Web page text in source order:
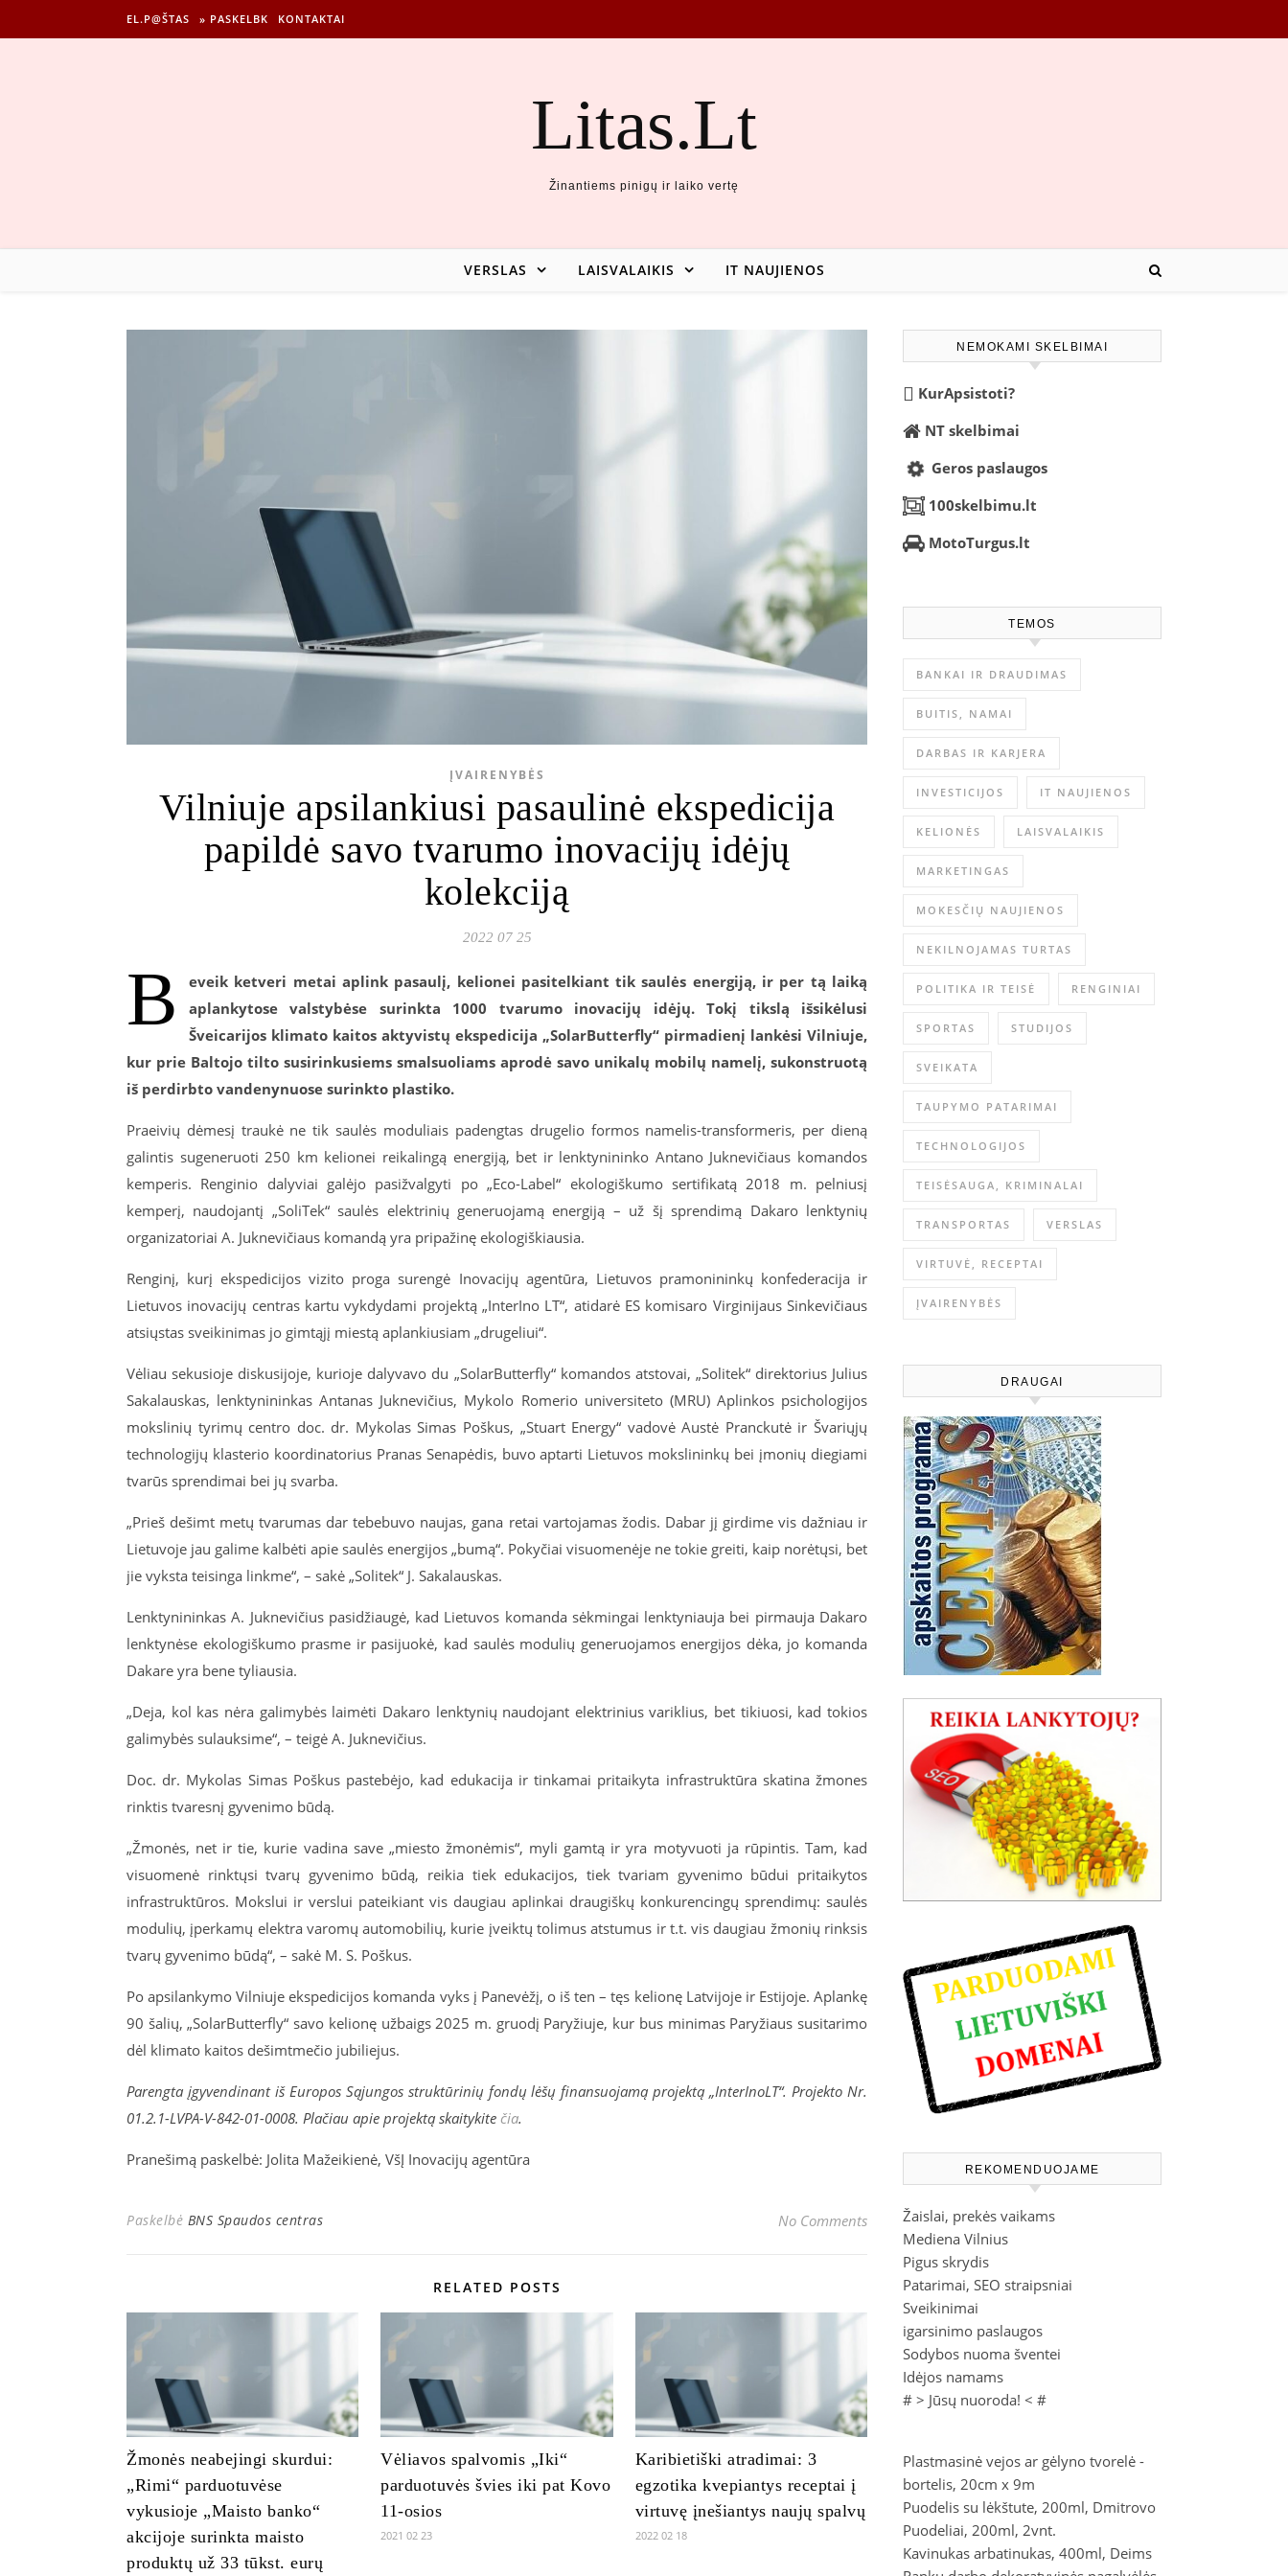
EL.P@ŠTAS » PASKELBK KONTAKTAI
Litas.Lt
Žinantiems pinigų ir laiko vertę
VERSLAS LAISVALAIKIS IT NAUJIENOS
ĮVAIRENYBĖS
Vilniuje apsilankiusi pasaulinė ekspedicija
papildė savo tvarumo inovacijų idėjų
kolekciją
2022 07 25
B
eveik ketveri metai aplink pasaulį, kelionei pasitelkiant tik saulės energiją, ir per tą laiką
aplankytose valstybėse surinkta 1000 tvarumo inovacijų idėjų. Tokį tikslą išsikėlusi
Šveicarijos klimato kaitos aktyvistų ekspedicija „SolarButterfly“ pirmadienį lankėsi Vilniuje,
kur prie Baltojo tilto susirinkusiems smalsuoliams aprodė savo unikalų mobilų namelį, sukonstruotą
iš perdirbto vandenynuose surinkto plastiko.
Praeivių dėmesį traukė ne tik saulės moduliais padengtas drugelio formos namelis-transformeris, per dieną
galintis sugeneruoti 250 km kelionei reikalingą energiją, bet ir lenktynininko Antano Juknevičiaus komandos
kemperis. Renginio dalyviai galėjo pasižvalgyti po „Eco-Label“ ekologiškumo sertifikatą 2018 m. pelniusį
kemperį, naudojantį „SoliTek“ saulės elektrinių generuojamą energiją – už šį sprendimą Dakaro lenktynių
organizatoriai A. Juknevičiaus komandą yra pripažinę ekologiškiausia.
Renginį, kurį ekspedicijos vizito proga surengė Inovacijų agentūra, Lietuvos pramonininkų konfederacija ir
Lietuvos inovacijų centras kartu vykdydami projektą „InterIno LT“, atidarė ES komisaro Virginijaus Sinkevičiaus
atsiųstas sveikinimas jo gimtąjį miestą aplankiusiam „drugeliui“.
Vėliau sekusioje diskusijoje, kurioje dalyvavo du „SolarButterfly“ komandos atstovai, „Solitek“ direktorius Julius
Sakalauskas, lenktynininkas Antanas Juknevičius, Mykolo Romerio universiteto (MRU) Aplinkos psichologijos
mokslinių tyrimų centro doc. dr. Mykolas Simas Poškus, „Stuart Energy“ vadovė Austė Pranckutė ir Švariųjų
technologijų klasterio koordinatorius Pranas Senapėdis, buvo aptarti Lietuvos mokslininkų bei įmonių diegiami
tvarūs sprendimai bei jų svarba.
„Prieš dešimt metų tvarumas dar tebebuvo naujas, gana retai vartojamas žodis. Dabar jį girdime vis dažniau ir
Lietuvoje jau galime kalbėti apie saulės energijos „bumą“. Pokyčiai visuomenėje ne tokie greiti, kaip norėtųsi, bet
jie vyksta teisinga linkme“, – sakė „Solitek“ J. Sakalauskas.
Lenktynininkas A. Juknevičius pasidžiaugė, kad Lietuvos komanda sėkmingai lenktyniauja bei pirmauja Dakaro
lenktynėse ekologiškumo prasme ir pasijuokė, kad saulės modulių generuojamos energijos dėka, jo komanda
Dakare yra bene tyliausia.
„Deja, kol kas nėra galimybės laimėti Dakaro lenktynių naudojant elektrinius variklius, bet tikiuosi, kad tokios
galimybės sulauksime“, – teigė A. Juknevičius.
Doc. dr. Mykolas Simas Poškus pastebėjo, kad edukacija ir tinkamai pritaikyta infrastruktūra skatina žmones
rinktis tvaresnį gyvenimo būdą.
„Žmonės, net ir tie, kurie vadina save „miesto žmonėmis“, myli gamtą ir yra motyvuoti ja rūpintis. Tam, kad
visuomenė rinktųsi tvarų gyvenimo būdą, reikia tiek edukacijos, tiek tvariam gyvenimo būdui pritaikytos
infrastruktūros. Mokslui ir verslui pateikiant vis daugiau aplinkai draugiškų konkurencingų sprendimų: saulės
modulių, įperkamų elektra varomų automobilių, kurie įveiktų tolimus atstumus ir t.t. vis daugiau žmonių rinksis
tvarų gyvenimo būdą“, – sakė M. S. Poškus.
Po apsilankymo Vilniuje ekspedicijos komanda vyks į Panevėžį, o iš ten – tęs kelionę Latvijoje ir Estijoje. Aplankę
90 šalių, „SolarButterfly“ savo kelionę užbaigs 2025 m. gruodį Paryžiuje, kur bus minimas Paryžiaus susitarimo
dėl klimato kaitos dešimtmečio jubiliejus.
Parengta įgyvendinant iš Europos Sąjungos struktūrinių fondų lėšų finansuojamą projektą „InterInoLT“. Projekto Nr.
01.2.1-LVPA-V-842-01-0008. Plačiau apie projektą skaitykite čia.
Pranešimą paskelbė: Jolita Mažeikienė, VšĮ Inovacijų agentūra
Paskelbė BNS Spaudos centras No Comments
RELATED POSTS
Žmonės neabejingi skurdui:
„Rimi“ parduotuvėse
vykusioje „Maisto banko“
akcijoje surinkta maisto
produktų už 33 tūkst. eurų
Vėliavos spalvomis „Iki“
parduotuvės švies iki pat Kovo
11-osios
2021 02 23
Karibietiški atradimai: 3
egzotika kvepiantys receptai į
virtuvę įnešiantys naujų spalvų
2022 02 18
NEMOKAMI SKELBIMAI
KurApsistoti?
NT skelbimai
Geros paslaugos
100skelbimu.lt
MotoTurgus.lt
TEMOS
BANKAI IR DRAUDIMAS
BUITIS, NAMAI
DARBAS IR KARJERA
INVESTICIJOS IT NAUJIENOS
KELIONĖS LAISVALAIKIS
MARKETINGAS
MOKESČIŲ NAUJIENOS
NEKILNOJAMAS TURTAS
POLITIKA IR TEISĖ RENGINIAI
SPORTAS STUDIJOS
SVEIKATA
TAUPYMO PATARIMAI
TECHNOLOGIJOS
TEISĖSAUGA, KRIMINALAI
TRANSPORTAS VERSLAS
VIRTUVĖ, RECEPTAI
ĮVAIRENYBĖS
DRAUGAI
REKOMENDUOJAME
Žaislai, prekės vaikams
Mediena Vilnius
Pigus skrydis
Patarimai, SEO straipsniai
Sveikinimai
igarsinimo paslaugos
Sodybos nuoma šventei
Idėjos namams
# > Jūsų nuoroda! < #
Plastmasinė vejos ar gėlyno tvorelė -
bortelis, 20cm x 9m
Puodelis su lėkštute, 200ml, Dmitrovo
Puodeliai, 200ml, 2vnt.
Kavinukas arbatinukas, 400ml, Deims